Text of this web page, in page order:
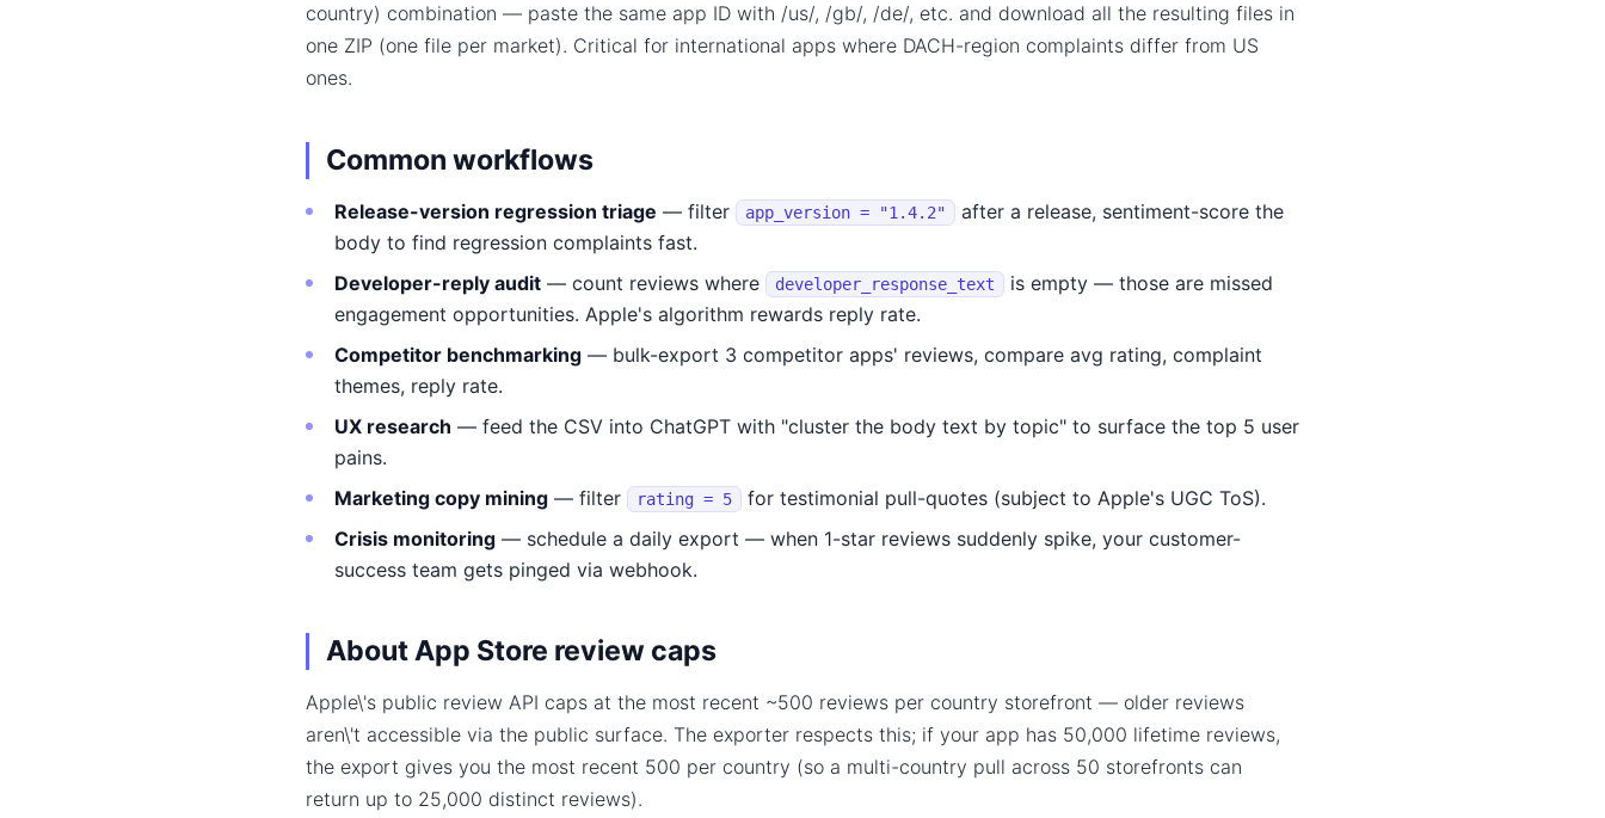
country) combination — paste the same app ID with /us/, /gb/, /de/, etc. and download all the resulting files in
one ZIP (one file per market). Critical for international apps where DACH-region complaints differ from US
ones.
Common workflows
Release-version regression triage — filter app_version = "1.4.2"
after a release, sentiment-score the
body to find regression complaints fast.
Developer-reply audit — count reviews where developer_response_text
is empty — those are missed
engagement opportunities. Apple's algorithm rewards reply rate.
Competitor benchmarking — bulk-export 3 competitor apps' reviews, compare avg rating, complaint
themes, reply rate.
UX research — feed the CSV into ChatGPT with "cluster the body text by topic" to surface the top 5 user
pains.
Marketing copy mining — filter rating = 5
for testimonial pull-quotes (subject to Apple's UGC ToS).
Crisis monitoring — schedule a daily export — when 1-star reviews suddenly spike, your customer-
success team gets pinged via webhook.
About App Store review caps
Apple\'s public review API caps at the most recent ~500 reviews per country storefront — older reviews
aren\'t accessible via the public surface. The exporter respects this; if your app has 50,000 lifetime reviews,
the export gives you the most recent 500 per country (so a multi-country pull across 50 storefronts can
return up to 25,000 distinct reviews).